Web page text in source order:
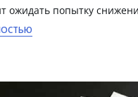
ожидать попытку